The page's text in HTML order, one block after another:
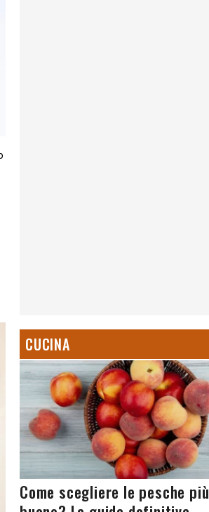
CUCINA
Come scegliere le pesche più